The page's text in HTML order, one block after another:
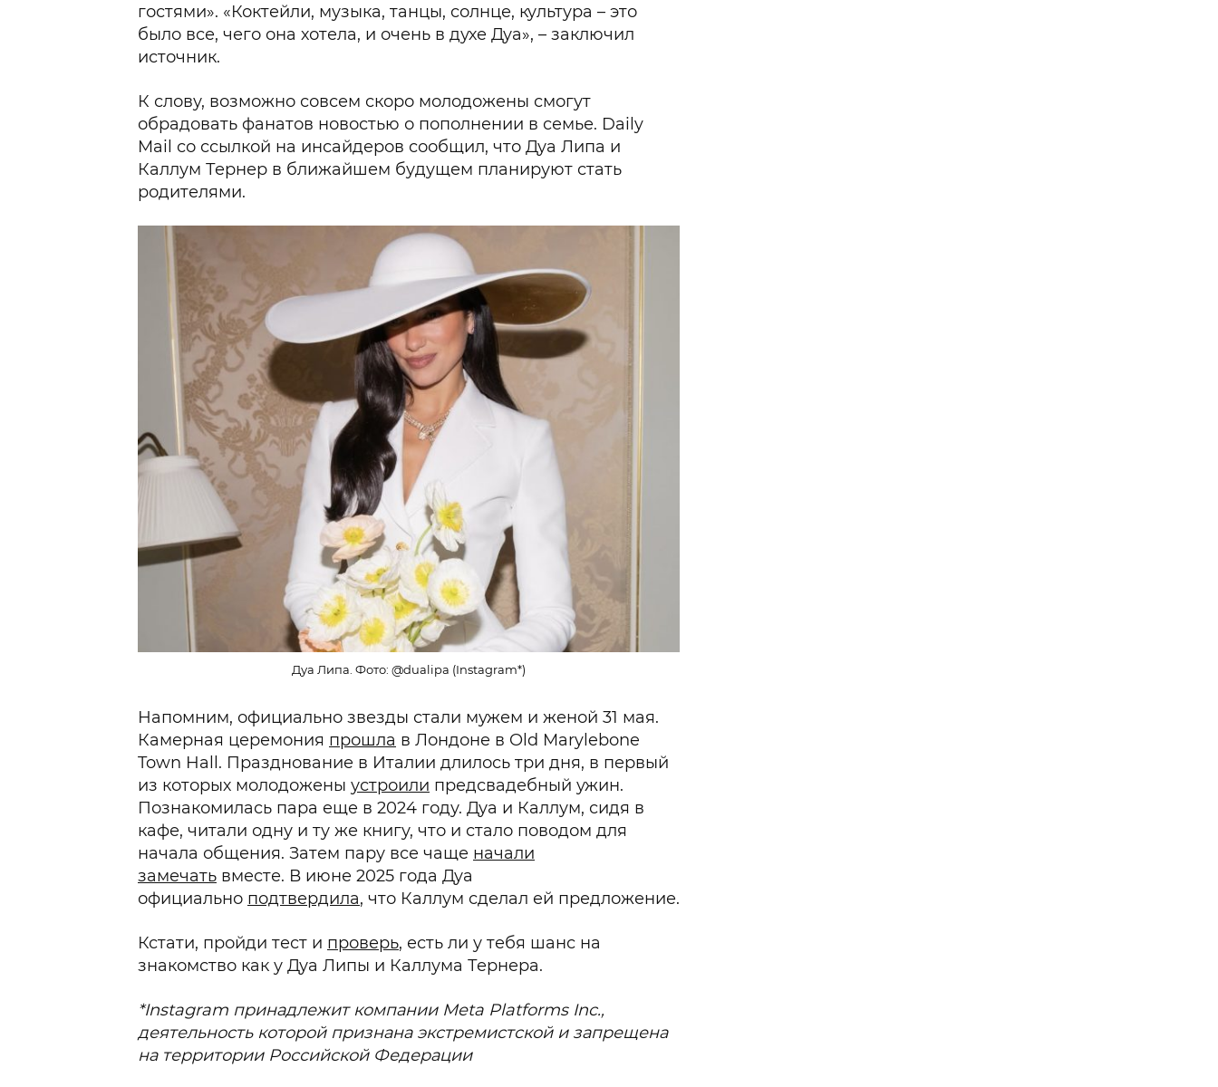
гостями». «Коктейли, музыка, танцы, солнце, культура – это
было все, чего она хотела, и очень в духе Дуа», – заключил
источник.
К слову, возможно совсем скоро молодожены смогут
обрадовать фанатов новостью о пополнении в семье. Daily
Mail со ссылкой на инсайдеров сообщил, что Дуа Липа и
Каллум Тернер в ближайшем будущем планируют стать
родителями.
Дуа Липа. Фото: @dualipa (Instagram*)
Напомним, официально звезды стали мужем и женой 31 мая.
Камерная церемония прошла в Лондоне в Old Marylebone
Town Hall. Празднование в Италии длилось три дня, в первый
из которых молодожены устроили предсвадебный ужин.
Познакомилась пара еще в 2024 году. Дуа и Каллум, сидя в
кафе, читали одну и ту же книгу, что и стало поводом для
начала общения. Затем пару все чаще начали
замечать вместе. В июне 2025 года Дуа
официально подтвердила, что Каллум сделал ей предложение.
Кстати, пройди тест и проверь, есть ли у тебя шанс на
знакомство как у Дуа Липы и Каллума Тернера.
*Instagram принадлежит компании Meta Platforms Inc.,
деятельность которой признана экстремистской и запрещена
на территории Российской Федерации